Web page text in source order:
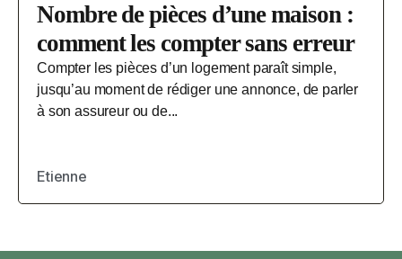
Nombre de pièces d’une maison :
comment les compter sans erreur
Compter les pièces d’un logement paraît simple,
jusqu’au moment de rédiger une annonce, de parler
à son assureur ou de...
Etienne